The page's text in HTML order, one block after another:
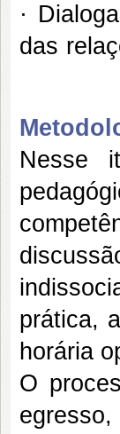
·
das
Nesse
prática,
horária
O